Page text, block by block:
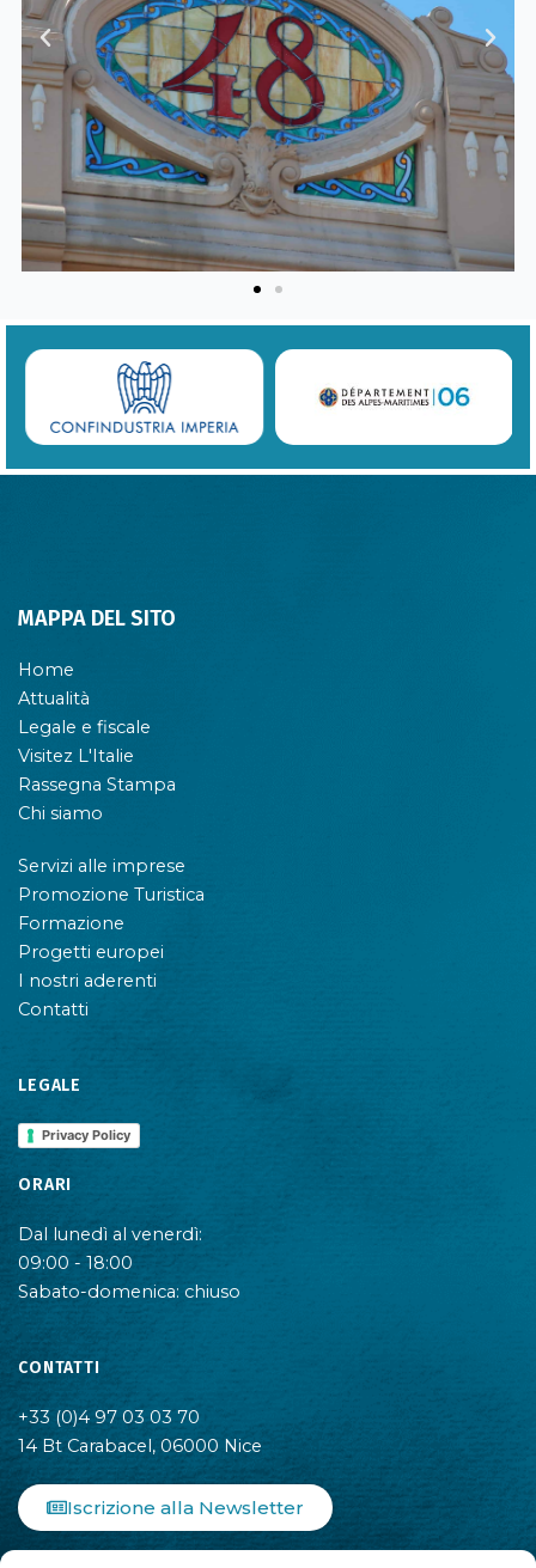
Previous Next
MAPPA DEL SITO
Home
Attualità
Legale e fiscale
Visitez L'Italie
Rassegna Stampa
Chi siamo
Servizi alle imprese
Promozione Turistica
Formazione
Progetti europei
I nostri aderenti
Contatti
LEGALE
Privacy Policy
ORARI
Dal lunedì al venerdì:
09:00 - 18:00
Sabato-domenica: chiuso
CONTATTI
+33 (0)4 97 03 03 70
14 Bt Carabacel, 06000 Nice
Iscrizione alla Newsletter